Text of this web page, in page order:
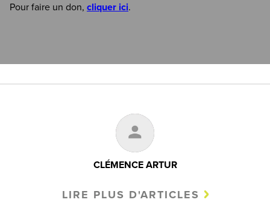
Pour faire un don, cliquer ici.
CLÉMENCE ARTUR
LIRE PLUS D'ARTICLES